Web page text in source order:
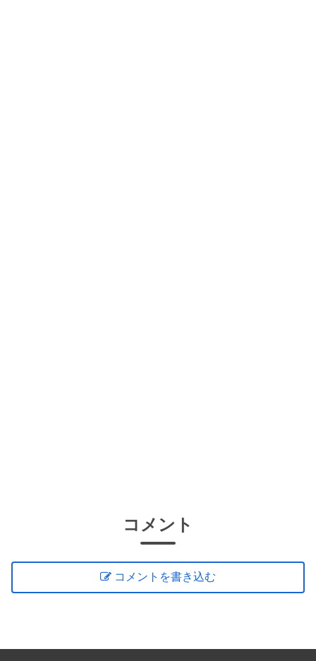
コメント
コメントを書き込む